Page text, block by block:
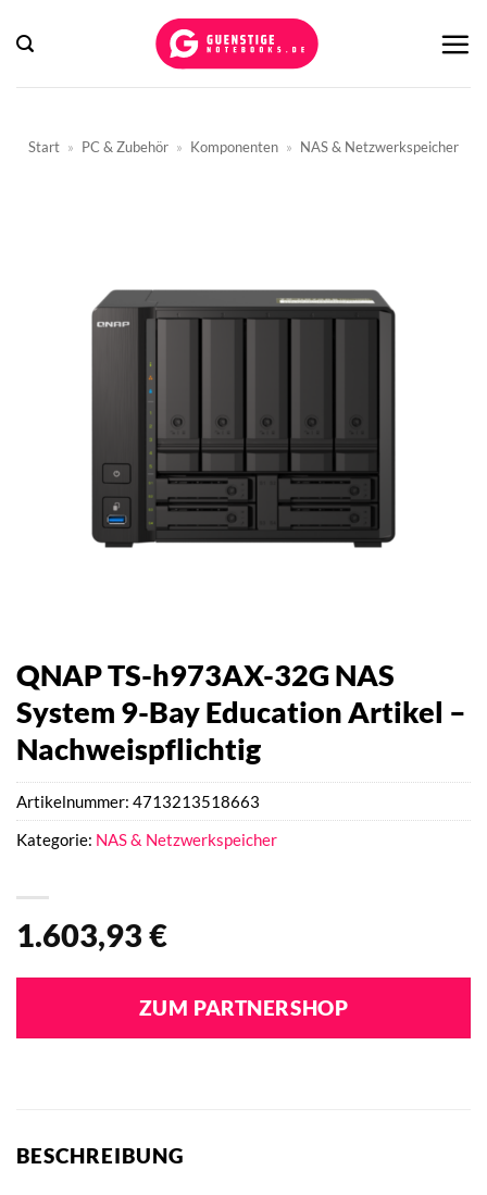
Inhalt
Start » PC & Zubehör » Komponenten » NAS & Netzwerkspeicher
QNAP TS-h973AX-32G NAS
System 9-Bay Education Artikel –
Nachweispflichtig
1.603,93 €
ZUM PARTNERSHOP
Artikelnummer: 4713213518663
Kategorie: NAS & Netzwerkspeicher
BESCHREIBUNG